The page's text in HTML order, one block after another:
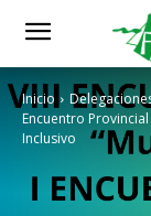
Inicio
Encuentro
Inclusivo